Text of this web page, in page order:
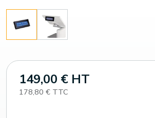
149,00 € HT
178,80 € TTC